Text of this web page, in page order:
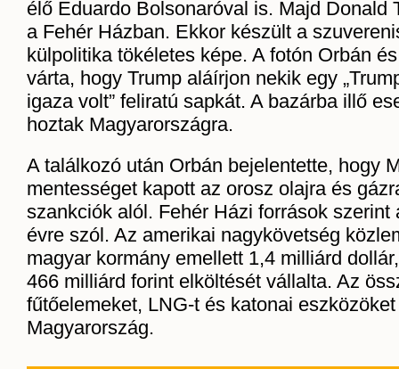
élő Eduardo Bolsonaróval is. Majd Donald
a Fehér Házban. Ekkor készült a
külpolitika tökéletes képe. A fotón Orbán
várta, hogy Trump aláírjon nekik egy
igaza volt” feliratú sapkát. A bazárba illő
hoztak Magyarországra.
A találkozó után Orbán bejelentette, hogy
mentességet kapott az orosz olajra és
szankciók alól. Fehér Házi források szerint
évre szól. Az amerikai nagykövetség
magyar kormány emellett 1,4 milliárd
466 milliárd forint elköltését vállalta. Az
fűtőelemeket, LNG-t és katonai
Magyarország.